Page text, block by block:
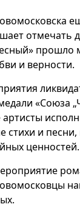
отмечать
прошло
и верности.
«Союза
стихи и
ценностей.